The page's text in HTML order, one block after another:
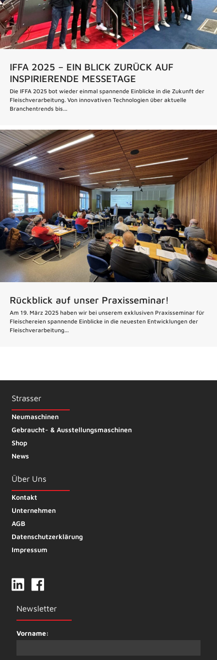
IFFA 2025 – EIN BLICK ZURÜCK AUF
INSPIRIERENDE MESSETAGE
Die IFFA 2025 bot wieder einmal spannende Einblicke in die Zukunft der
Fleischverarbeitung. Von innovativen Technologien über aktuelle
Branchentrends bis...
Rückblick auf unser Praxisseminar!
Am 19. März 2025 haben wir bei unserem exklusiven Praxisseminar für
Fleischereien spannende Einblicke in die neuesten Entwicklungen der
Fleischverarbeitung...
Strasser
Neumaschinen
Gebraucht- & Ausstellungsmaschinen
Shop
News
Über Uns
Kontakt
Unternehmen
AGB
Datenschutzerklärung
Impressum
Newsletter
Vorname: